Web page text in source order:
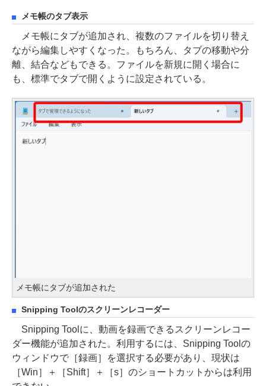
メモ帳のタブ表示
メモ帳にタブが追加され、複数のファイルを切り替え
ながら編集しやすくなった。もちろん、タブの移動や分
離、結合などもできる。ファイルを新規に開く場合に
も、標準でタブで開くように設定されている。
メモ帳にタブが追加された
Snipping Toolのスクリーンレコーダー
Snipping Toolに、動画を録画できるスクリーンレコー
ダー機能が追加された。利用するには、Snipping Toolの
ウィンドウで［録画］を選択する必要があり、現状は
［Win］＋［Shift］＋［s］のショートカットからは利用